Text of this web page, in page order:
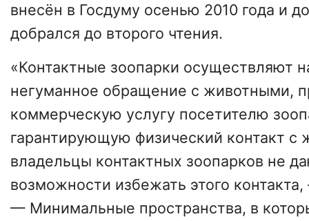
внесён в Госдуму осенью 2010 года и
добрался до второго чтения.
«Контактные зоопарки осуществляют
негуманное обращение с животными,
коммерческую услугу посетителю
гарантирующую физический контакт с
владельцы контактных зоопарков не
возможности избежать этого
— Минимальные пространства, в